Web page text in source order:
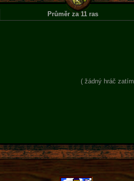
Průměr za 11 ras
( žádný hráč